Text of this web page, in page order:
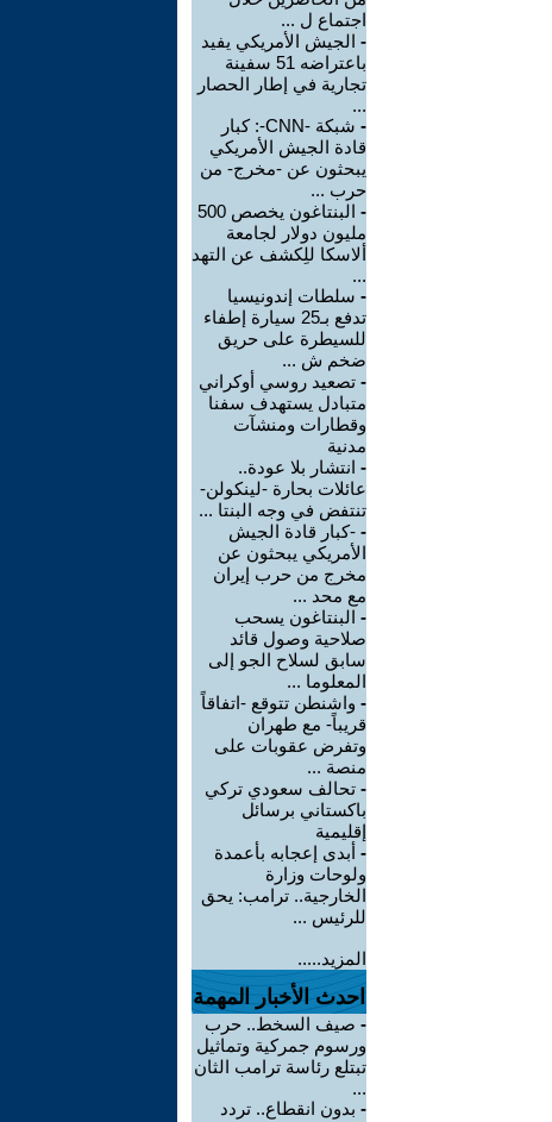
اجتماع ل ...
- الجيش الأمريكي يفيد
باعتراضه 51 سفينة
تجارية في إطار الحصار
...
-
شبكة -CNN-: كبار
قادة الجيش الأمريكي
يبحثون عن -مخرج- من
حرب ...
-
البنتاغون يخصص 500
مليون دولار لجامعة
ألاسكا للِكشف عن التهد
...
- سلطات إندونيسيا
تدفع بـ25 سيارة إطفاء
للسيطرة على حريق
ضخم ش ...
- تصعيد روسي أوكراني
متبادل يستهدف سفنا
وقطارات ومنشآت
مدنية
- انتشار بلا عودة..
عائلات بحارة -لينكولن-
تنتفض في وجه البنتا ...
- -كبار قادة الجيش
الأمريكي يبحثون عن
مخرج من حرب إيران
مع محد ...
- البنتاغون يسحب
صلاحية وصول قائد
سابق لسلاح الجو إلى
المعلوما ...
- واشنطن تتوقع -اتفاقاً
قريباً- مع طهران
وتفرض عقوبات على
منصة ...
- تحالف سعودي تركي
باكستاني برسائل
إقليمية
- أبدى إعجابه بأعمدة
ولوحات وزارة
الخارجية.. ترامب: يحق
للرئيس ...
المزيد.....
احدث الأخبار المهمة
- صيف السخط.. حرب
ورسوم جمركية وتماثيل
تبتلع رئاسة ترامب الثان
...
- بدون انقطاع.. تردد